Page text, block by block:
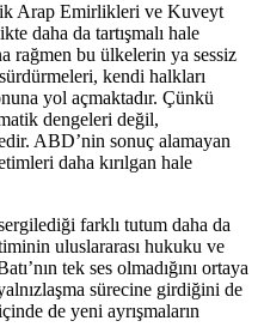
Arap Emirlikleri ve Kuveyt
daha da tartışmalı hale
rağmen bu ülkelerin ya sessiz
kendi halkları
yol açmaktadır. Çünkü
dengeleri değil,
ABD’nin sonuç alamayan
daha kırılgan hale
farklı tutum daha da
uluslararası hukuku ve
tek ses olmadığını ortaya
sürecine girdiğini de
de yeni ayrışmaların